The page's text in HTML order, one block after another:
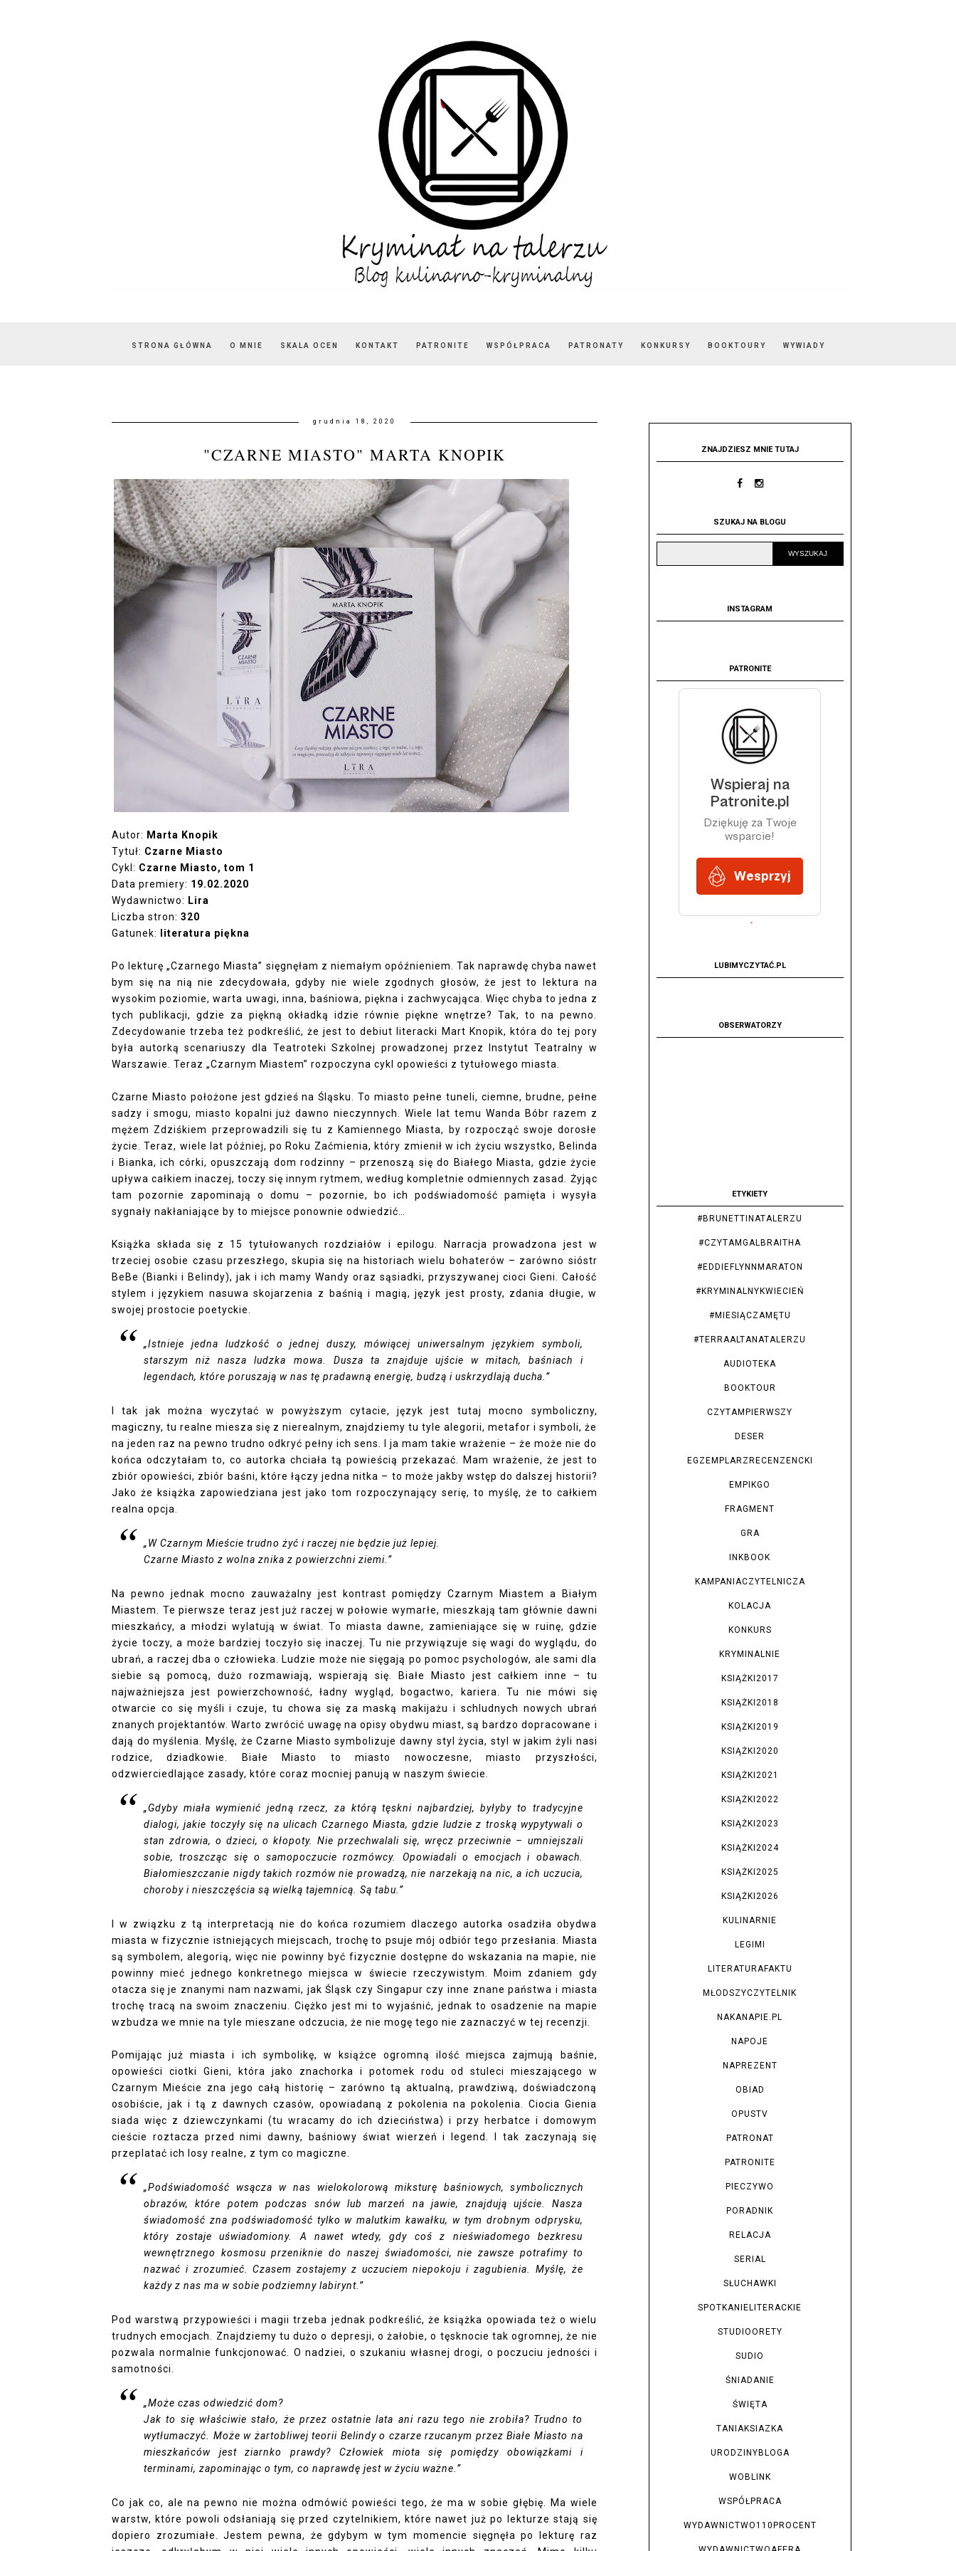
STRONA GŁÓWNA O MNIE SKALA OCEN KONTAKT PATRONITE WSPÓŁPRACA PATRONATY KONKURSY BOOKTOURY WYWIADY
grudnia 18, 2020
"CZARNE MIASTO" MARTA KNOPIK
Autor: Marta Knopik
Tytuł: Czarne Miasto
Cykl: Czarne Miasto, tom 1
Data premiery: 19.02.2020
Wydawnictwo: Lira
Liczba stron: 320
Gatunek:
literatura piękna
Po lekturę „Czarnego Miasta” sięgnęłam z niemałym opóźnieniem. Tak naprawdę chyba nawet
bym się na nią nie zdecydowała, gdyby nie wiele zgodnych głosów, że jest to lektura na
wysokim poziomie, warta uwagi, inna, baśniowa, piękna i zachwycająca. Więc chyba to jedna z
tych publikacji, gdzie za piękną okładką idzie równie piękne wnętrze? Tak, to na pewno.
Zdecydowanie trzeba też podkreślić, że jest to debiut literacki Mart Knopik, która do tej pory
była autorką scenariuszy dla Teatroteki Szkolnej prowadzonej przez Instytut Teatralny w
Warszawie. Teraz „Czarnym Miastem” rozpoczyna cykl opowieści z tytułowego miasta.
Czarne Miasto położone jest gdzieś na Śląsku. To miasto pełne tuneli, ciemne, brudne, pełne
sadzy i smogu, miasto kopalni już dawno nieczynnych. Wiele lat temu Wanda Bóbr razem z
mężem Zdziśkiem przeprowadzili się tu z Kamiennego Miasta, by rozpocząć swoje dorosłe
życie. Teraz, wiele lat później, po Roku Zaćmienia, który zmienił w ich życiu wszystko, Belinda
i Bianka, ich córki, opuszczają dom rodzinny – przenoszą się do Białego Miasta, gdzie życie
upływa całkiem inaczej, toczy się innym rytmem, według kompletnie odmiennych zasad. Żyjąc
tam pozornie zapominają o domu – pozornie, bo ich podświadomość pamięta i wysyła
sygnały nakłaniające by to miejsce ponownie odwiedzić…
Książka składa się z 15 tytułowanych rozdziałów i epilogu. Narracja prowadzona jest w
trzeciej osobie czasu przeszłego, skupia się na historiach wielu bohaterów – zarówno sióstr
BeBe (Bianki i Belindy), jak i ich mamy Wandy oraz sąsiadki, przyszywanej cioci Gieni. Całość
stylem i językiem nasuwa skojarzenia z baśnią i magią, język jest prosty, zdania długie, w
swojej prostocie poetyckie.
„Istnieje jedna ludzkość o jednej duszy, mówiącej uniwersalnym językiem symboli,
starszym niż nasza ludzka mowa. Dusza ta znajduje ujście w mitach, baśniach i
legendach, które poruszają w nas tę pradawną energię, budzą i uskrzydlają ducha.”
I tak jak można wyczytać w powyższym cytacie, język jest tutaj mocno symboliczny,
magiczny, tu realne miesza się z nierealnym, znajdziemy tu tyle alegorii, metafor i symboli, że
na jeden raz na pewno trudno odkryć pełny ich sens. I ja mam takie wrażenie – że może nie do
końca odczytałam to, co autorka chciała tą powieścią przekazać. Mam wrażenie, że jest to
zbiór opowieści, zbiór baśni, które łączy jedna nitka – to może jakby wstęp do dalszej historii?
Jako że książka zapowiedziana jest jako tom rozpoczynający serię, to myślę, że to całkiem
realna opcja.
„W Czarnym Mieście trudno żyć i raczej nie będzie już lepiej.
Czarne Miasto z wolna znika z powierzchni ziemi.”
Na pewno jednak mocno zauważalny jest kontrast pomiędzy Czarnym Miastem a Białym
Miastem. Te pierwsze teraz jest już raczej w połowie wymarłe, mieszkają tam głównie dawni
mieszkańcy, a młodzi wylatują w świat. To miasta dawne, zamieniające się w ruinę, gdzie
życie toczy, a może bardziej toczyło się inaczej. Tu nie przywiązuje się wagi do wyglądu, do
ubrań, a raczej dba o człowieka. Ludzie może nie sięgają po pomoc psychologów, ale sami dla
siebie są pomocą, dużo rozmawiają, wspierają się. Białe Miasto jest całkiem inne – tu
najważniejsza jest powierzchowność, ładny wygląd, bogactwo, kariera. Tu nie mówi się
otwarcie co się myśli i czuje, tu chowa się za maską makijażu i schludnych nowych ubrań
znanych projektantów. Warto zwrócić uwagę na opisy obydwu miast, są bardzo dopracowane i
dają do myślenia. Myślę, że Czarne Miasto symbolizuje dawny styl życia, styl w jakim żyli nasi
rodzice, dziadkowie. Białe Miasto to miasto nowoczesne, miasto przyszłości,
odzwierciedlające zasady, które coraz mocniej panują w naszym świecie.
„Gdyby miała wymienić jedną rzecz, za którą tęskni najbardziej, byłyby to tradycyjne
dialogi, jakie toczyły się na ulicach Czarnego Miasta, gdzie ludzie z troską wypytywali o
stan zdrowia, o dzieci, o kłopoty. Nie przechwalali się, wręcz przeciwnie – umniejszali
sobie, troszcząc się o samopoczucie rozmówcy. Opowiadali o emocjach i obawach.
Białomieszczanie nigdy takich rozmów nie prowadzą, nie narzekają na nic, a ich uczucia,
choroby i nieszczęścia są wielką tajemnicą. Są tabu.”
I w związku z tą interpretacją nie do końca rozumiem dlaczego autorka osadziła obydwa
miasta w fizycznie istniejących miejscach, trochę to psuje mój odbiór tego przesłania. Miasta
są symbolem, alegorią, więc nie powinny być fizycznie dostępne do wskazania na mapie, nie
powinny mieć jednego konkretnego miejsca w świecie rzeczywistym. Moim zdaniem gdy
otacza się je znanymi nam nazwami, jak Śląsk czy Singapur czy inne znane państwa i miasta
trochę tracą na swoim znaczeniu. Ciężko jest mi to wyjaśnić, jednak to osadzenie na mapie
wzbudza we mnie na tyle mieszane odczucia, że nie mogę tego nie zaznaczyć w tej recenzji.
Pomijając już miasta i ich symbolikę, w książce ogromną ilość miejsca zajmują baśnie,
opowieści ciotki Gieni, która jako znachorka i potomek rodu od stuleci mieszającego w
Czarnym Mieście zna jego całą historię – zarówno tą aktualną, prawdziwą, doświadczoną
osobiście, jak i tą z dawnych czasów, opowiadaną z pokolenia na pokolenia. Ciocia Gienia
siada więc z dziewczynkami (tu wracamy do ich dzieciństwa) i przy herbatce i domowym
cieście roztacza przed nimi dawny, baśniowy świat wierzeń i legend. I tak zaczynają się
przeplatać ich losy realne, z tym co magiczne.
„Podświadomość wsącza w nas wielokolorową miksturę baśniowych, symbolicznych
obrazów, które potem podczas snów lub marzeń na jawie, znajdują ujście. Nasza
świadomość zna podświadomość tylko w malutkim kawałku, w tym drobnym odprysku,
który zostaje uświadomiony. A nawet wtedy, gdy coś z nieświadomego bezkresu
wewnętrznego kosmosu przeniknie do naszej świadomości, nie zawsze potrafimy to
nazwać i zrozumieć. Czasem zostajemy z uczuciem niepokoju i zagubienia. Myślę, że
każdy z nas ma w sobie podziemny labirynt.”
Pod warstwą przypowieści i magii trzeba jednak podkreślić, że książka opowiada też o wielu
trudnych emocjach. Znajdziemy tu dużo o depresji, o żałobie, o tęsknocie tak ogromnej, że nie
pozwala normalnie funkcjonować. O nadziei, o szukaniu własnej drogi, o poczuciu jedności i
samotności.
„Może czas odwiedzić dom?
Jak to się właściwie stało, że przez ostatnie lata ani razu tego nie zrobiła? Trudno to
wytłumaczyć. Może w żartobliwej teorii Belindy o czarze rzucanym przez Białe Miasto na
mieszkańców jest ziarnko prawdy? Człowiek miota się pomiędzy obowiązkami i
terminami, zapominając o tym, co naprawdę jest w życiu ważne.”
Co jak co, ale na pewno nie można odmówić powieści tego, że ma w sobie głębię. Ma wiele
warstw, które powoli odsłaniają się przed czytelnikiem, które nawet już po lekturze stają się
dopiero zrozumiałe. Jestem pewna, że gdybym w tym momencie sięgnęła po lekturę raz
ZNAJDZIESZ MNIE TUTAJ
SZUKAJ NA BLOGU
INSTAGRAM
PATRONITE
LUBIMYCZYTAĆ.PL
OBSERWATORZY
ETYKIETY
#BRUNETTINATALERZU
#CZYTAMGALBRAITHA
#EDDIEFLYNNMARATON
#KRYMINALNYKWIECIEŃ
#MIESIĄCZAMĘTU
#TERRAALTANATALERZU
AUDIOTEKA
BOOKTOUR
CZYTAMPIERWSZY
DESER
EGZEMPLARZRECENZENCKI
EMPIKGO
FRAGMENT
GRA
INKBOOK
KAMPANIACZYTELNICZA
KOLACJA
KONKURS
KRYMINALNIE
KSIĄŻKI2017
KSIĄŻKI2018
KSIĄŻKI2019
KSIĄŻKI2020
KSIĄŻKI2021
KSIĄŻKI2022
KSIĄŻKI2023
KSIĄŻKI2024
KSIĄŻKI2025
KSIĄŻKI2026
KULINARNIE
LEGIMI
LITERATURAFAKTU
MŁODSZYCZYTELNIK
NAKANAPIE.PL
NAPOJE
NAPREZENT
OBIAD
OPUSTV
PATRONAT
PATRONITE
PIECZYWO
PORADNIK
RELACJA
SERIAL
SŁUCHAWKI
SPOTKANIELITERACKIE
STUDIOORETY
SUDIO
ŚNIADANIE
ŚWIĘTA
TANIAKSIAZKA
URODZINYBLOGA
WOBLINK
WSPÓŁPRACA
WYDAWNICTWO110PROCENT